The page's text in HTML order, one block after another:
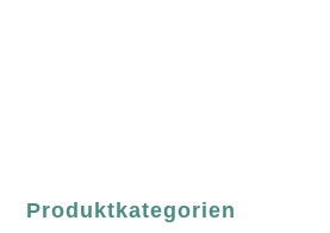
Produktkategorien